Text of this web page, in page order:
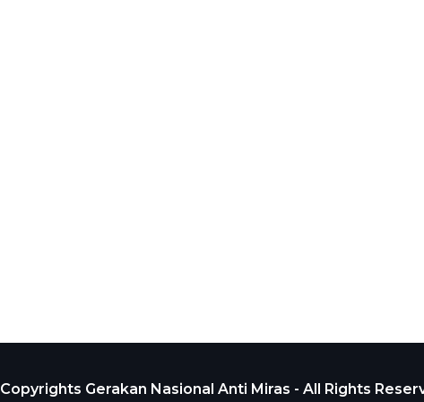
Copyrights Gerakan Nasional Anti Miras - All Rights